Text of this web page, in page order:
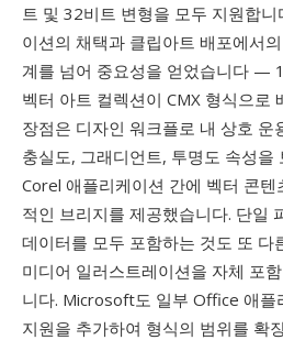
트 및 32비트 변형을 모두 지원합니
이션의 채택과 클립아트 배포에서
계를 넘어 중요성을 얻었습니다 —
벡터 아트 컬렉션이 CMX 형식으로
장점은 디자인 워크플로 내 상호 운
충실도, 그래디언트, 투명도 속성을
Corel 애플리케이션 간에 벡터 콘
적인 브리지를 제공했습니다. 단일
데이터를 모두 포함하는 것도 또 다
미디어 일러스트레이션을 자체 포
니다. Microsoft도 일부 Office 애플
지원을 추가하여 형식의 범위를 확